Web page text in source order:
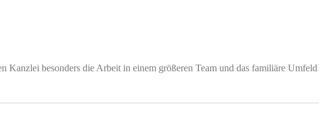
Kanzlei besonders die Arbeit in einem größeren Team und das familiäre Umfeld